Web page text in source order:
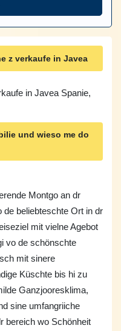
z verkaufe in Javea
in Javea Spanie,
und wieso me do
Montgo an dr
de beliebteschte Ort in dr
mit vielne Agebot
vo de schönschte
mit sinere
Küschte bis hi zu
Ganzjooresklima,
sine umfangriiche
bereich wo Schönheit